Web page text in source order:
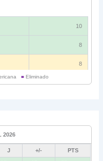
10
8
8
5
■Eliminado
2026
J +/- PTS